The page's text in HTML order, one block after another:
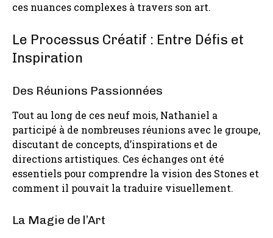
ces nuances complexes à travers son art.
Le Processus Créatif : Entre Défis et
Inspiration
Des Réunions Passionnées
Tout au long de ces neuf mois, Nathaniel a
participé à de nombreuses réunions avec le groupe,
discutant de concepts, d’inspirations et de
directions artistiques. Ces échanges ont été
essentiels pour comprendre la vision des Stones et
comment il pouvait la traduire visuellement.
La Magie de l’Art